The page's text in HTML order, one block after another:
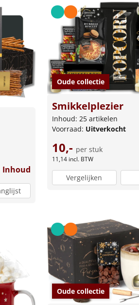
Inhoud
Oude collectie
Smikkelplezier
Inhoud: 25 artikelen
Voorraad: Uitverkocht
10,- per stuk
11,14 incl. BTW
Vergelijken
Oude collectie